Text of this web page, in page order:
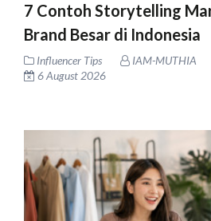
7 Contoh Storytelling
Brand Besar di Indonesia
Influencer Tips
IAM-MUTHIA
6 August 2026